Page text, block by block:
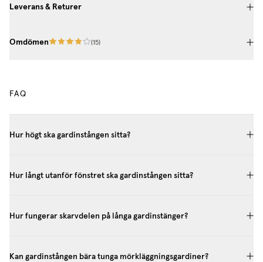
Leverans & Returer
Omdömen (15)
FAQ
Hur högt ska gardinstången sitta?
Hur långt utanför fönstret ska gardinstången sitta?
Hur fungerar skarvdelen på långa gardinstänger?
Kan gardinstången bära tunga mörkläggningsgardiner?